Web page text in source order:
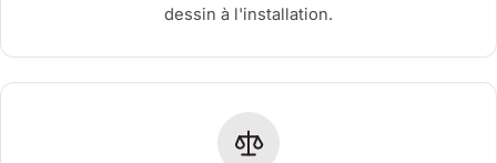
dessin à l'installation.